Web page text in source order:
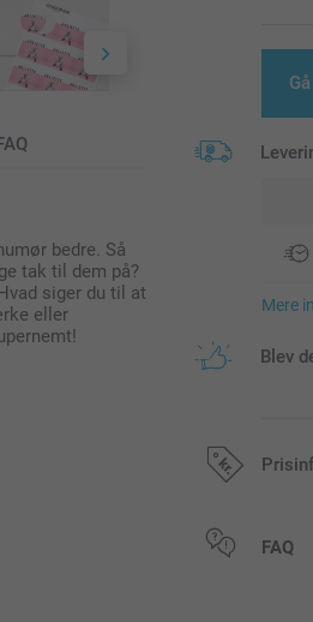
bedre. Så
tak til dem på?
siger du til at
eller
Mere
Blev
Alle priserFAQ